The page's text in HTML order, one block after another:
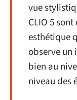
vue
CLIO 5
esthétique
observe un
bien au
niveau des